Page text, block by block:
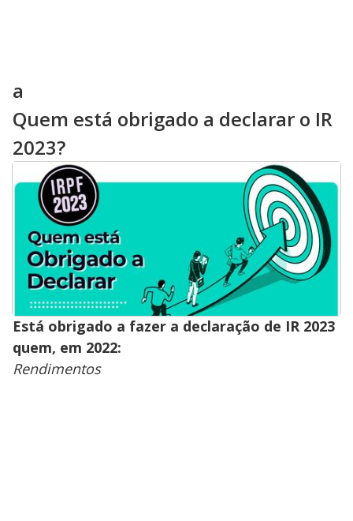
a
Quem está obrigado a declarar o IR
2023?
Está obrigado a fazer a declaração de IR 2023
quem, em 2022:
Rendimentos